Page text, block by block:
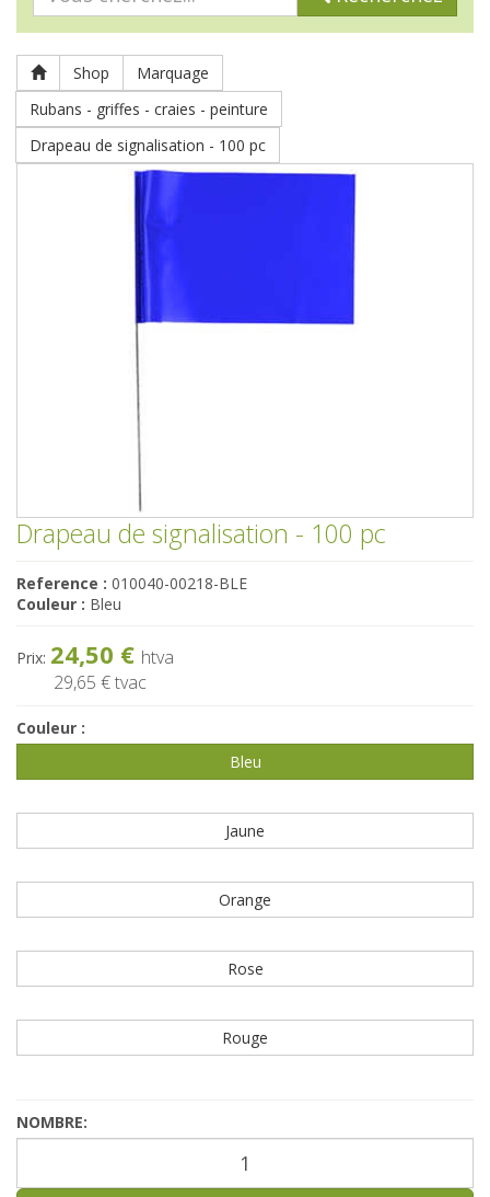
Shop
Marquage
Rubans - griffes - craies - peinture
Drapeau de signalisation - 100 pc
Drapeau de signalisation - 100 pc
Reference : 010040-00218-BLE
Couleur : Bleu
Prix: 24,50 € htva
29,65 €tvac
Couleur :
Bleu
Jaune
Orange
Rose
Rouge
NOMBRE: